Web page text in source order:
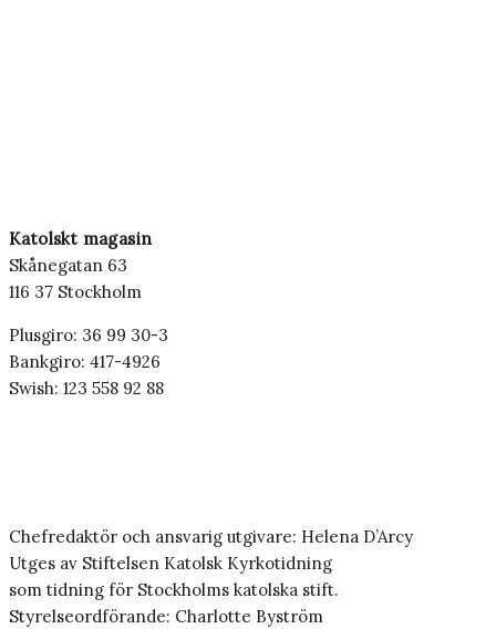
Katolskt magasin
Skånegatan 63
116 37 Stockholm
Plusgiro: 36 99 30-3
Bankgiro: 417-4926
Swish: 123 558 92 88
Chefredaktör och ansvarig utgivare: Helena D’Arcy
Utges av Stiftelsen Katolsk Kyrkotidning
som tidning för Stockholms katolska stift.
Styrelseordförande: Charlotte Byström